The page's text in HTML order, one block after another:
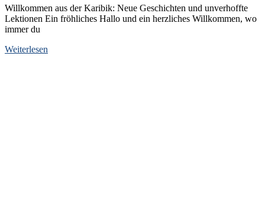
Willkommen aus der Karibik: Neue Geschichten und unverhoffte
Lektionen Ein fröhliches Hallo und ein herzliches Willkommen, wo
immer du
Weiterlesen